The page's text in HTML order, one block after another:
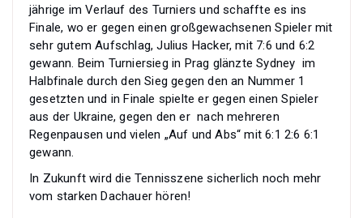
jährige im Verlauf des Turniers und schaffte es ins
Finale, wo er gegen einen großgewachsenen Spieler mit
sehr gutem Aufschlag, Julius Hacker, mit 7:6 und 6:2
gewann. Beim Turniersieg in Prag glänzte Sydney im
Halbfinale durch den Sieg gegen den an Nummer 1
gesetzten und in Finale spielte er gegen einen Spieler
aus der Ukraine, gegen den er nach mehreren
Regenpausen und vielen „Auf und Abs“ mit 6:1 2:6 6:1
gewann.
In Zukunft wird die Tennisszene sicherlich noch mehr
vom starken Dachauer hören!